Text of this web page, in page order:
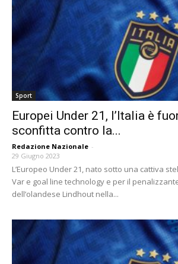
Sport
Europei Under 21, l’Italia è
sconfitta contro la...
Redazione Nazionale -
29 Giugno 2023
L’Europeo Under 21, nato sotto una cattiva
Var e goal line technology e per il
dell’olandese Lindhout nella...